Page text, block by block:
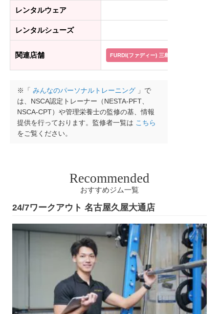
レンタルウェア
レンタルシューズ
関連店舗 FURDI(ファディー) 三島広小路店
※「 みんなのパーソナルトレーニング 」で
は、NSCA認定トレーナー（NESTA-PFT、
NSCA-CPT）や管理栄養士の監修の基、情報
提供を行っております。監修者一覧は こちら
をご覧ください。
Recommended
おすすめジム一覧
24/7ワークアウト 名古屋久屋大通店